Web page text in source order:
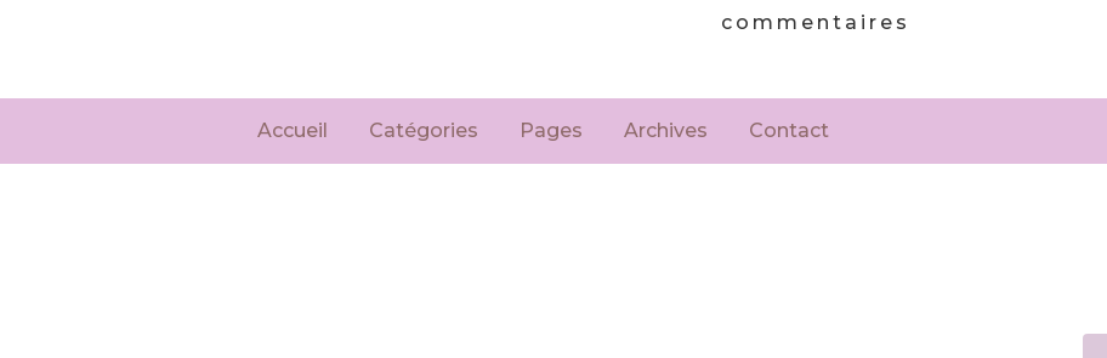
commentaires
Accueil Catégories Pages Archives Contact